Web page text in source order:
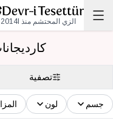
الزي المحتشم منذ 2014l
تصفية
جسم لون